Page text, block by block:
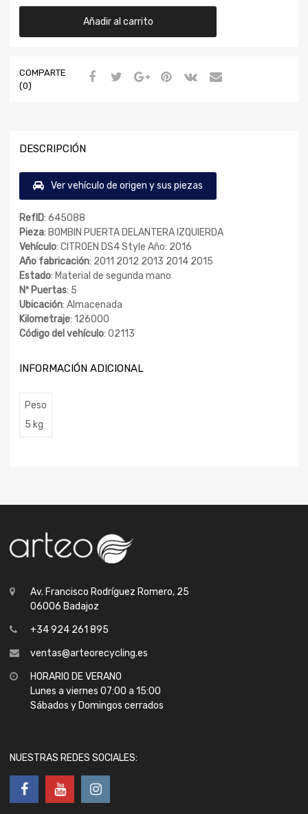
Añadir al carrito
COMPARTE
(0)
DESCRIPCIÓN
Ver vehículo de origen y sus piezas
RefID: 645088
Pieza: BOMBIN PUERTA DELANTERA IZQUIERDA
Vehículo: CITROEN DS4 Style Año: 2016
Año fabricación: 2011 2012 2013 2014 2015
Estado: Material de segunda mano
Nº Puertas: 5
Ubicación: Almacenada
Kilometraje: 126000
Código del vehículo: 02113
INFORMACIÓN ADICIONAL
Peso
5 kg
Av. Francisco Rodríguez Romero, 25
06006 Badajoz
+34 924 261 895
ventas@arteorecycling.es
HORARIO DE VERANO
Lunes a viernes 07:00 a 15:00
Sábados y Domingos cerrados
NUESTRAS REDES SOCIALES: